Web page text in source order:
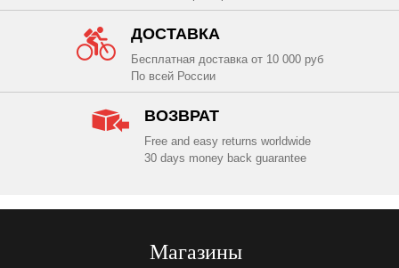
ДОСТАВКА
Бесплатная доставка от 10 000 руб
По всей России
ВОЗВРАТ
Free and easy returns worldwide
30 days money back guarantee
Магазины